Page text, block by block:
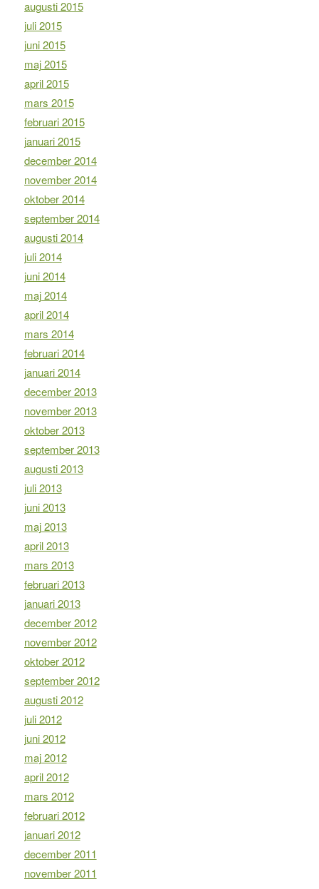
augusti 2015
juli 2015
juni 2015
maj 2015
april 2015
mars 2015
februari 2015
januari 2015
december 2014
november 2014
oktober 2014
september 2014
augusti 2014
juli 2014
juni 2014
maj 2014
april 2014
mars 2014
februari 2014
januari 2014
december 2013
november 2013
oktober 2013
september 2013
augusti 2013
juli 2013
juni 2013
maj 2013
april 2013
mars 2013
februari 2013
januari 2013
december 2012
november 2012
oktober 2012
september 2012
augusti 2012
juli 2012
juni 2012
maj 2012
april 2012
mars 2012
februari 2012
januari 2012
december 2011
november 2011